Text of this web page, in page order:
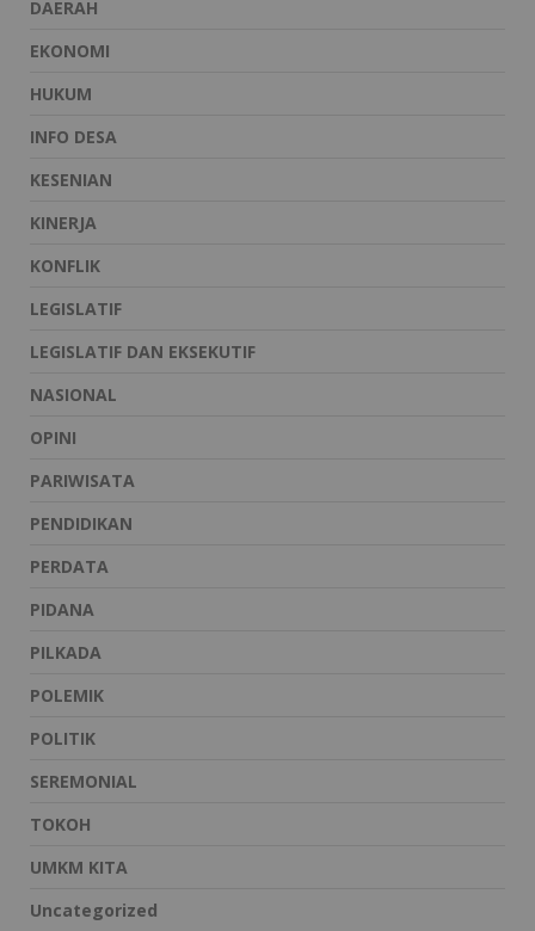
DAERAH
EKONOMI
HUKUM
INFO DESA
KESENIAN
KINERJA
KONFLIK
LEGISLATIF
LEGISLATIF DAN EKSEKUTIF
NASIONAL
OPINI
PARIWISATA
PENDIDIKAN
PERDATA
PIDANA
PILKADA
POLEMIK
POLITIK
SEREMONIAL
TOKOH
UMKM KITA
Uncategorized